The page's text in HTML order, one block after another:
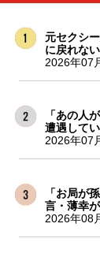
元セクシ
に戻れな
2026年07
「あの人
遭遇して
2026年07
「お局が
言・薄幸
2026年08